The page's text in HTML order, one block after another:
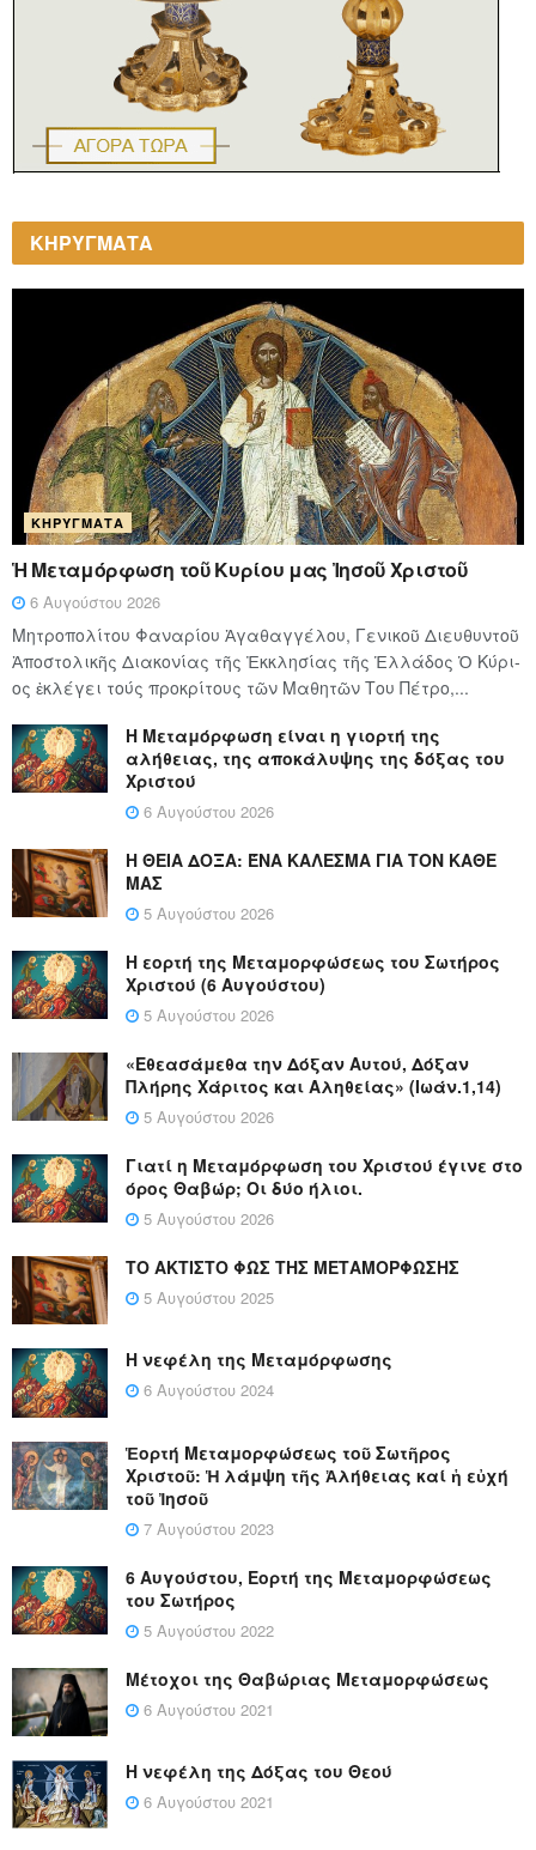
ΚΗΡΥΓΜΑΤΑ
ΚΗΡΎΓΜΑΤΑ
Ἡ Μεταμόρφωση τοῦ Κυρίου μας Ἰησοῦ Χριστοῦ
6 Αυγούστου 2026
Μητροπολίτου Φαναρίου Ἀγαθαγγέλου, Γενικοῦ Διευθυντοῦ
Ἀποστολικῆς Διακονίας τῆς Ἐκκλησίας τῆς Ἑλλάδος Ὁ Κύ­ρι­
ος ἐκλέγει τούς προ­κρί­τους τῶν Μα­θη­τῶν Του Πέ­τρο,...
Η Μεταμόρφωση είναι η γιορτή της
αλήθειας, της αποκάλυψης της δόξας του
Χριστού
6 Αυγούστου 2026
Η ΘΕΙΑ ΔΟΞΑ: ΈΝΑ ΚΑΛΕΣΜΑ ΓΙΑ ΤΟΝ ΚΑΘΕ
ΜΑΣ
5 Αυγούστου 2026
Η εορτή της Μεταμορφώσεως του Σωτήρος
Χριστού (6 Αυγούστου)
5 Αυγούστου 2026
«Εθεασάμεθα την Δόξαν Αυτού, Δόξαν
Πλήρης Χάριτος και Αληθείας» (Ιωάν.1,14)
5 Αυγούστου 2026
Γιατί η Μεταμόρφωση του Χριστού έγινε στο
όρος Θαβώρ; Οι δύο ήλιοι.
5 Αυγούστου 2026
ΤΟ ΑΚΤΙΣΤΟ ΦΩΣ ΤΗΣ ΜΕΤΑΜΟΡΦΩΣΗΣ
5 Αυγούστου 2025
Η νεφέλη της Μεταμόρφωσης
6 Αυγούστου 2024
Ἑορτή Μεταμορφώσεως τοῦ Σωτῆρος
Χριστοῦ: Ἡ λάμψη τῆς Ἀλήθειας καί ἡ εὐχή
τοῦ Ἰησοῦ
7 Αυγούστου 2023
6 Αυγούστου, Εορτή της Μεταμορφώσεως
του Σωτήρος
5 Αυγούστου 2022
Μέτοχοι της Θαβώριας Μεταμορφώσεως
6 Αυγούστου 2021
Η νεφέλη της Δόξας του Θεού
6 Αυγούστου 2021